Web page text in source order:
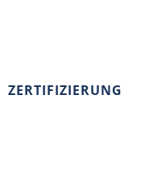
ZERTIFIZIERUNG